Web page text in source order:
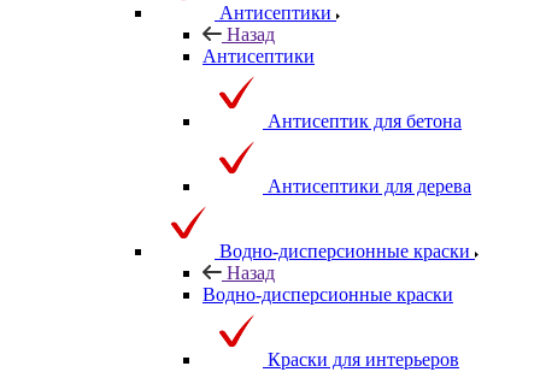
Антисептики
Назад
Антисептики
Антисептик для бетона
Антисептики для дерева
Водно-дисперсионные краски
Назад
Водно-дисперсионные краски
Краски для интерьеров